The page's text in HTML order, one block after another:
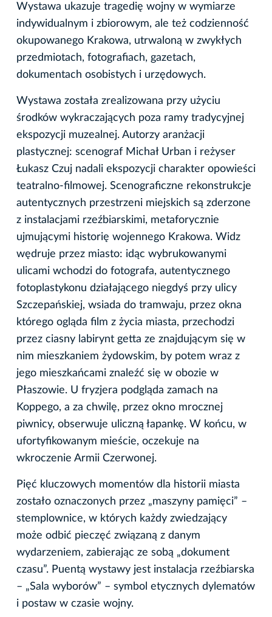
Wystawa ukazuje tragedię wojny w wymiarze
indywidualnym i zbiorowym, ale też codzienność
okupowanego Krakowa, utrwaloną w zwykłych
przedmiotach, fotografiach, gazetach,
dokumentach osobistych i urzędowych.
Wystawa została zrealizowana przy użyciu
środków wykraczających poza ramy tradycyjnej
ekspozycji muzealnej. Autorzy aranżacji
plastycznej: scenograf Michał Urban i reżyser
Łukasz Czuj nadali ekspozycji charakter opowieści
teatralno-filmowej. Scenograficzne rekonstrukcje
autentycznych przestrzeni miejskich są zderzone
z instalacjami rzeźbiarskimi, metaforycznie
ujmującymi historię wojennego Krakowa. Widz
wędruje przez miasto: idąc wybrukowanymi
ulicami wchodzi do fotografa, autentycznego
fotoplastykonu działającego niegdyś przy ulicy
Szczepańskiej, wsiada do tramwaju, przez okna
którego ogląda film z życia miasta, przechodzi
przez ciasny labirynt getta ze znajdującym się w
nim mieszkaniem żydowskim, by potem wraz z
jego mieszkańcami znaleźć się w obozie w
Płaszowie. U fryzjera podgląda zamach na
Koppego, a za chwilę, przez okno mrocznej
piwnicy, obserwuje uliczną łapankę. W końcu, w
ufortyfikowanym mieście, oczekuje na
wkroczenie Armii Czerwonej.
Pięć kluczowych momentów dla historii miasta
zostało oznaczonych przez „maszyny pamięci” –
stemplownice, w których każdy zwiedzający
może odbić pieczęć związaną z danym
wydarzeniem, zabierając ze sobą „dokument
czasu”. Puentą wystawy jest instalacja rzeźbiarska
– „Sala wyborów” – symbol etycznych dylematów
i postaw w czasie wojny.